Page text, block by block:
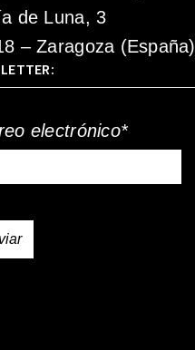
de Luna, 3
– Zaragoza (España)
electrónico*